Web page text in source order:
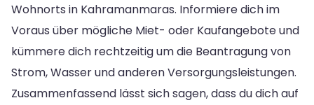
Wohnorts in Kahramanmaras. Informiere dich im
Voraus über mögliche Miet- oder Kaufangebote und
kümmere dich rechtzeitig um die Beantragung von
Strom, Wasser und anderen Versorgungsleistungen.
Zusammenfassend lässt sich sagen, dass du dich auf